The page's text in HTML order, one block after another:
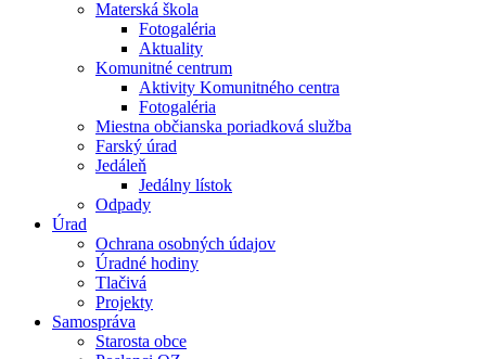
Materská škola
Fotogaléria
Aktuality
Komunitné centrum
Aktivity Komunitného centra
Fotogaléria
Miestna občianska poriadková služba
Farský úrad
Jedáleň
Jedálny lístok
Odpady
Úrad
Ochrana osobných údajov
Úradné hodiny
Tlačivá
Projekty
Samospráva
Starosta obce